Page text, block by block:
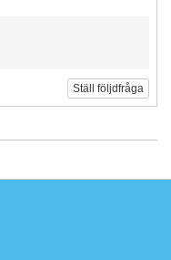
Ställ följdfråga